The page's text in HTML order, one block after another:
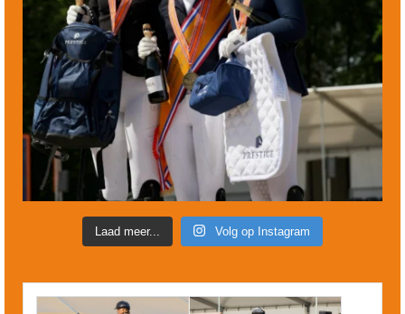
Laad meer... Volg op Instagram